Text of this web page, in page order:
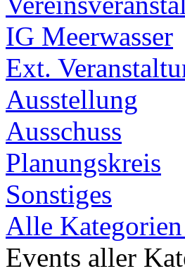
IG Meerwasser
Ext.
Ausstellung
Ausschuss
Planungskreis
Sonstiges
Alle
Events aller